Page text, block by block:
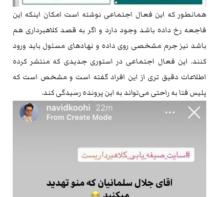
همانطور که این فعال اجتماعی نوشته است امکان اینکه این
فاجعه رخ داده باشد وجود دارد و اگر به قصد کلاهبرداری هم
باشد نیز جرم مشخصی روی داده و نهاد‌های مسئول باید ورود
کنند. این فعال اجتماعی در استوری جدیدی که منتشر کرده
اطلاعات دقیق تری از این افراد گفته است و مشخص است که
پلیس فتا به راحتی می‌تواند به این پرونده رسیدگی کند.